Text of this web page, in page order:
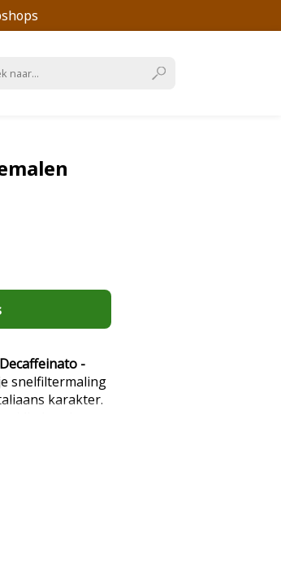
-
snelfiltermaling
karakter.
karakter
De